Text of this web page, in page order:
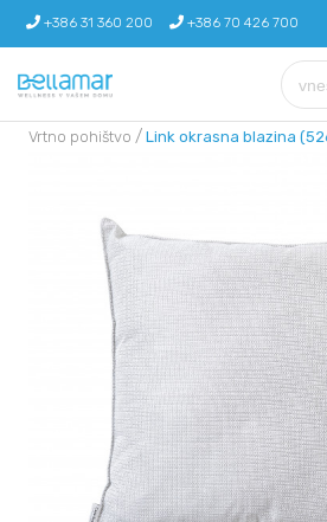
+386 31 360 200 +386 70 426 700
Vrtno pohištvo / Link okrasna blazina